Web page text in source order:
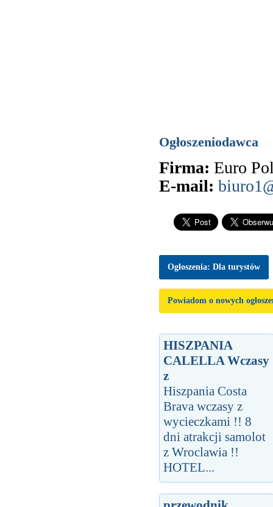
Ogłoszeniodawca
Firma: Euro
E-mail:
Ogłoszenia: Dla turystów
Powiadom o nowych
HISZPANIA
CALELLA Wczasy
z
Hiszpania Costa
Brava wczasy z
wycieczkami !! 8
dni atrakcji samolot
z Wroclawia !!
HOTEL...